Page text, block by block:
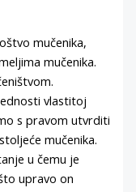
mučenika,
mučenika.
vlastitoj
s pravom utvrditi
mučenika.
u čemu je
upravo on